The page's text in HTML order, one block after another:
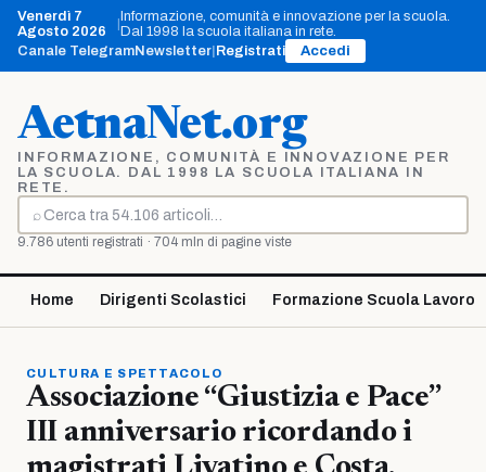
Vai
contenuto
Venerdì 7
Agosto 2026
Informazione, comunità e innovazione per la scuola.
Dal 1998 la scuola italiana in rete.
Canale TelegramNewsletter Registrati Accedi
AetnaNet.org
INFORMAZIONE, COMUNITÀ E INNOVAZIONE PER
LA SCUOLA. DAL 1998 LA SCUOLA ITALIANA IN
RETE.
⌕
Cerca
9.786 utenti registrati · 704 mln di pagine viste
Home Dirigenti Scolastici Formazione Scuola Lavoro
CULTURA E SPETTACOLO
Associazione “Giustizia e Pace”
III anniversario ricordando i